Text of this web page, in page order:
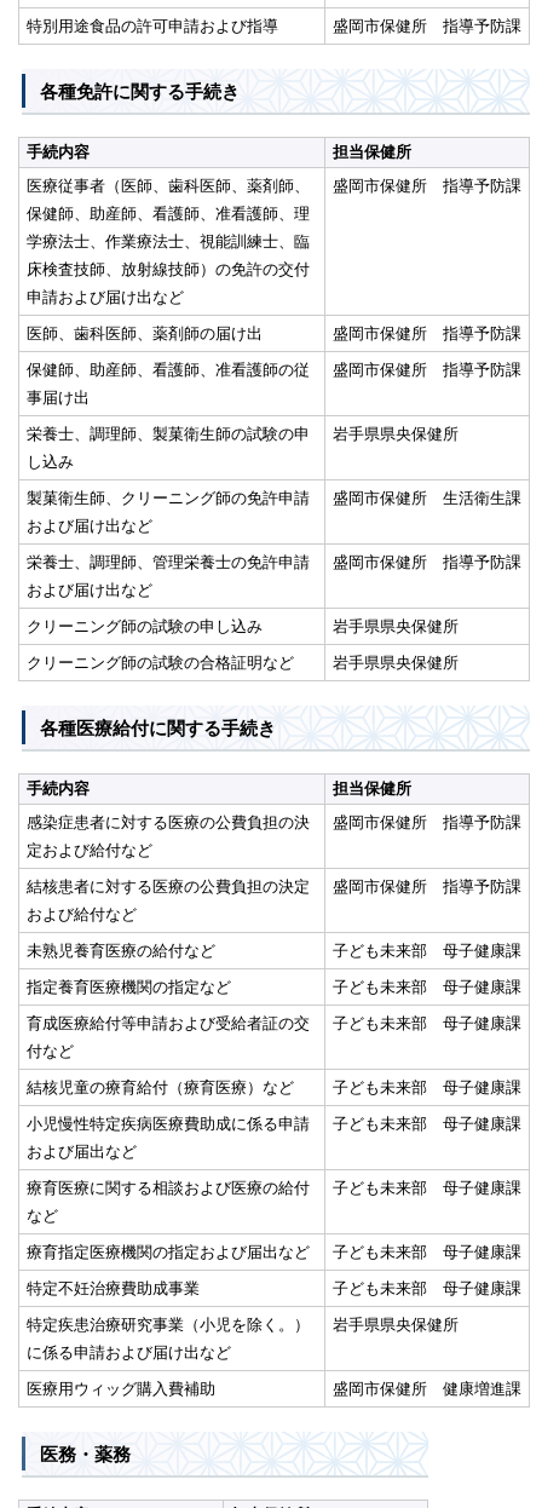
特別用途食品の許可申請および指導
盛岡市保健所 指導予防課
各種免許に関する手続き
手続内容
担当保健所
医療従事者（医師、歯科医師、薬剤師、
保健師、助産師、看護師、准看護師、理
学療法士、作業療法士、視能訓練士、臨
床検査技師、放射線技師）の免許の交付
申請および届け出など
盛岡市保健所 指導予防課
医師、歯科医師、薬剤師の届け出
盛岡市保健所 指導予防課
保健師、助産師、看護師、准看護師の従
事届け出
盛岡市保健所 指導予防課
栄養士、調理師、製菓衛生師の試験の申
し込み
岩手県県央保健所
製菓衛生師、クリーニング師の免許申請
および届け出など
盛岡市保健所 生活衛生課
栄養士、調理師、管理栄養士の免許申請
および届け出など
盛岡市保健所 指導予防課
クリーニング師の試験の申し込み
岩手県県央保健所
クリーニング師の試験の合格証明など
岩手県県央保健所
各種医療給付に関する手続き
手続内容
担当保健所
感染症患者に対する医療の公費負担の決
定および給付など
盛岡市保健所 指導予防課
結核患者に対する医療の公費負担の決定
および給付など
盛岡市保健所 指導予防課
未熟児養育医療の給付など
子ども未来部 母子健康課
指定養育医療機関の指定など
子ども未来部 母子健康課
育成医療給付等申請および受給者証の交
付など
子ども未来部 母子健康課
結核児童の療育給付（療育医療）など
子ども未来部 母子健康課
小児慢性特定疾病医療費助成に係る申請
および届出など
子ども未来部 母子健康課
療育医療に関する相談および医療の給付
など
子ども未来部 母子健康課
療育指定医療機関の指定および届出など
子ども未来部 母子健康課
特定不妊治療費助成事業
子ども未来部 母子健康課
特定疾患治療研究事業（小児を除く。）
に係る申請および届け出など
岩手県県央保健所
医療用ウィッグ購入費補助 盛岡市保健所 健康増進課
医務・薬務